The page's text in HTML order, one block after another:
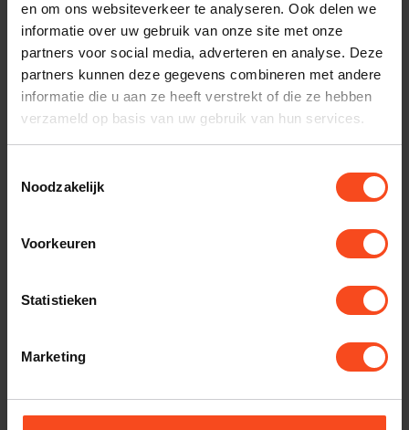
en om ons websiteverkeer te analyseren. Ook delen we
informatie over uw gebruik van onze site met onze
partners voor social media, adverteren en analyse. Deze
partners kunnen deze gegevens combineren met andere
informatie die u aan ze heeft verstrekt of die ze hebben
verzameld op basis van uw gebruik van hun services.
Noodzakelijk
Voorkeuren
Statistieken
Marketing
Maak een luisterafspraak
Productomschrijving
Gerelateerde producten
€5.650,00